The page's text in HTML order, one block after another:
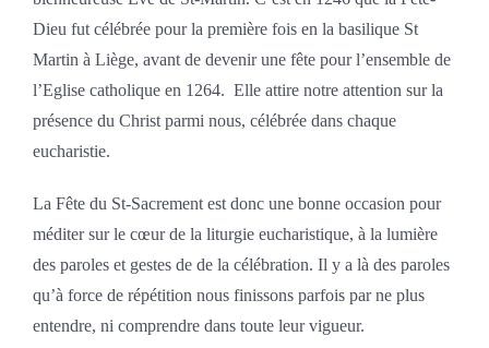
Dieu fut célébrée pour la première fois en la basilique St
Martin à Liège, avant de devenir une fête pour l’ensemble de
l’Eglise catholique en 1264. Elle attire notre attention sur la
présence du Christ parmi nous, célébrée dans chaque
eucharistie.
La Fête du St-Sacrement est donc une bonne occasion pour
méditer sur le cœur de la liturgie eucharistique, à la lumière
des paroles et gestes de de la célébration. Il y a là des paroles
qu’à force de répétition nous finissons parfois par ne plus
entendre, ni comprendre dans toute leur vigueur.